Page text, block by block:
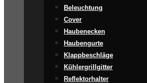
Beleuchtung
Cover
Haubenecken
Haubengurte
Klappbeschläge
Kühlergrillgitter
Reflektorhalter